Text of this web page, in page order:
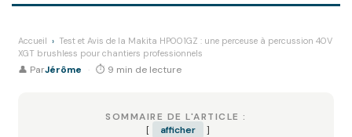
Accueil › Test et Avis de la Makita HP001GZ : une perceuse à percussion 40V
XGT brushless pour chantiers professionnels
👤 ParJérôme · ⏱ 9 min de lecture
SOMMAIRE DE L'ARTICLE :
afficher